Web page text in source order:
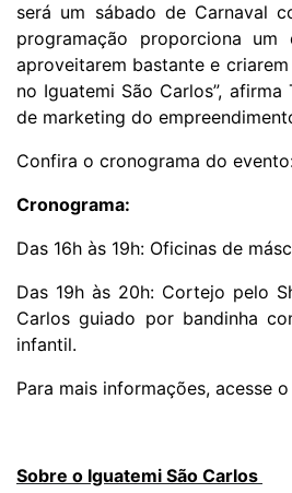
será um sábado de Carnaval
programação proporciona
aproveitarem bastante e
no Iguatemi São Carlos”, afirma
de marketing do
Confira o cronograma do
Cronograma:
Das 16h às 19h: Oficinas de
Das 19h às 20h: Cortejo pelo
Carlos guiado por bandinha
infantil.
Para mais informações, acesse
Sobre o Iguatemi São Carlos